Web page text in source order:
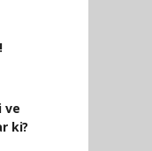
ve
ki?